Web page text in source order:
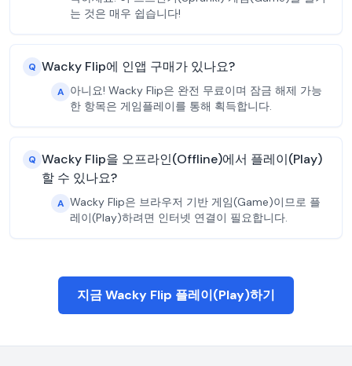
는 것은 매우 쉽습니다!
Q Wacky Flip에 인앱 구매가 있나요?
A 아니요! Wacky Flip은 완전 무료이며 잠금 해제 가능
한 항목은 게임플레이를 통해 획득합니다.
Q Wacky Flip을 오프라인(Offline)에서 플레이(Play)
할 수 있나요?
A Wacky Flip은 브라우저 기반 게임(Game)이므로 플
레이(Play)하려면 인터넷 연결이 필요합니다.
지금 Wacky Flip 플레이(Play)하기